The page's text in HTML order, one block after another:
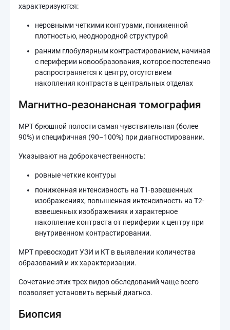
характеризуются:
неровными четкими контурами, пониженной
плотностью, неоднородной структурой
ранним глобулярным контрастированием, начиная
с периферии новообразования, которое постепенно
распространяется к центру, отсутствием
накопления контраста в центральных отделах
Магнитно-резонансная томография
МРТ брюшной полости самая чувствительная (более
90%) и специфичная (90–100%) при диагностировании.
Указывают на доброкачественность:
ровные четкие контуры
пониженная интенсивность на Т1-взвешенных
изображениях, повышенная интенсивность на Т2-
взвешенных изображениях и характерное
накопление контраста от периферии к центру при
внутривенном контрастировании.
МРТ превосходит УЗИ и КТ в выявлении количества
образований и их характеризации.
Сочетание этих трех видов обследований чаще всего
позволяет установить верный диагноз.
Биопсия